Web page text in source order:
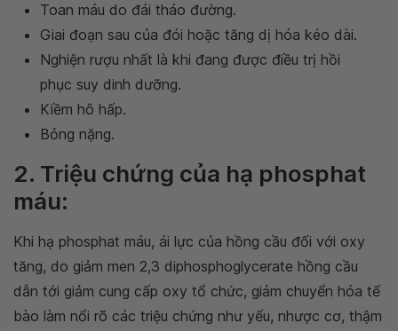
Toan máu do đái tháo đường.
Giai đoạn sau của đói hoặc tăng dị hóa kéo dài.
Nghiện rượu nhất là khi đang được điều trị hồi
phục suy dinh dưỡng.
Kiềm hô hấp.
Bỏng nặng.
2. Triệu chứng của hạ phosphat
máu:
Khi hạ phosphat máu, ái lực của hồng cầu đối với oxy
tăng, do giảm men 2,3 diphosphoglycerate hồng cầu
dẫn tới giảm cung cấp oxy tổ chức, giảm chuyển hóa tế
bào làm nổi rõ các triệu chứng như yếu, nhược cơ, thậm